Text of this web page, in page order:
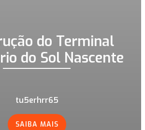
do Terminal
do Sol Nascente
tu5erhrr65
SAIBA MAIS